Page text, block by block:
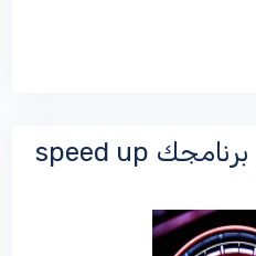
تسريع اداء موقعك او برنامجك speed up